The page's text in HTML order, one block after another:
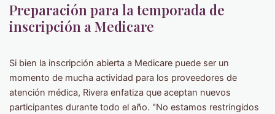
Preparación para la temporada de
inscripción a Medicare
Si bien la inscripción abierta a Medicare puede ser un
momento de mucha actividad para los proveedores de
atención médica, Rivera enfatiza que aceptan nuevos
participantes durante todo el año. "No estamos restringidos